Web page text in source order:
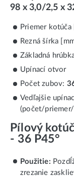
98 x 3,0/2,5 x
Priemer
Rezná šírka
Základná
Upínací otvor
Počet zubov:
Vedľajšie
(počet/
Pílový
- 36 P45°
Použitie:
zrezanie